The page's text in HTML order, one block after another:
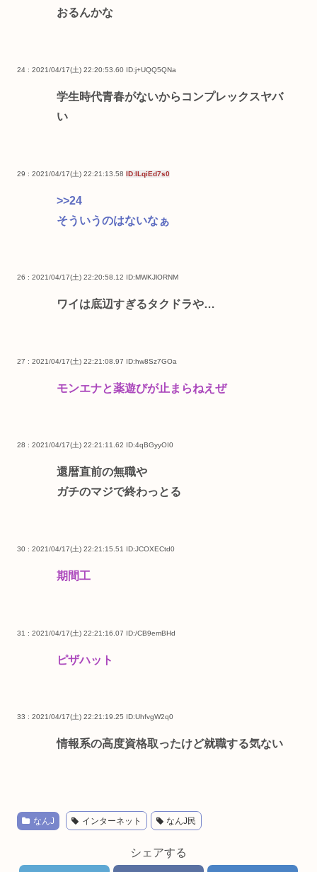
おるんかな
24 : 2021/04/17(土) 22:20:53.60 ID:j+UQQ5QNa
学生時代青春がないからコンプレックスヤバ
い
29 : 2021/04/17(土) 22:21:13.58 ID:ILqiEd7s0
>>24
そういうのはないなぁ
26 : 2021/04/17(土) 22:20:58.12 ID:MWKJlORNM
ワイは底辺すぎるタクドラや…
27 : 2021/04/17(土) 22:21:08.97 ID:hw8Sz7GOa
モンエナと薬遊びが止まらねえぜ
28 : 2021/04/17(土) 22:21:11.62 ID:4qBGyyOI0
還暦直前の無職や
ガチのマジで終わっとる
30 : 2021/04/17(土) 22:21:15.51 ID:JCOXECtd0
期間工
31 : 2021/04/17(土) 22:21:16.07 ID:/CB9emBHd
ピザハット
33 : 2021/04/17(土) 22:21:19.25 ID:UhfvgW2q0
情報系の高度資格取ったけど就職する気ない
なんJ インターネット なんJ民
シェアする